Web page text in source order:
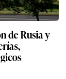
de Rusia y